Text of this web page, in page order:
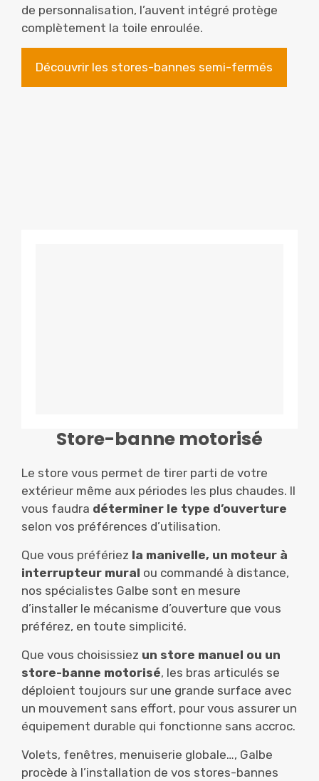
de personnalisation, l’auvent intégré protège
complètement la toile enroulée.
Découvrir les stores-bannes semi-fermés
Store-banne motorisé
Le store vous permet de tirer parti de votre
extérieur même aux périodes les plus chaudes. Il
vous faudra déterminer le type d’ouverture
selon vos préférences d’utilisation.
Que vous préfériez la manivelle, un moteur à
interrupteur mural ou commandé à distance,
nos spécialistes Galbe sont en mesure
d’installer le mécanisme d’ouverture que vous
préférez, en toute simplicité.
Que vous choisissiez un store manuel ou un
store-banne motorisé, les bras articulés se
déploient toujours sur une grande surface avec
un mouvement sans effort, pour vous assurer un
équipement durable qui fonctionne sans accroc.
Volets, fenêtres, menuiserie globale…, Galbe
procède à l’installation de vos stores-bannes